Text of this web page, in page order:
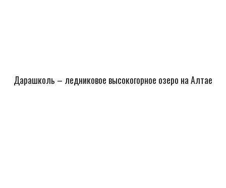
Дарашколь – ледниковое высокогорное озеро на Алтае